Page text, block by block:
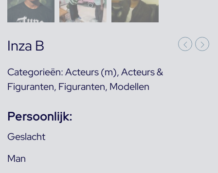
Inza B
Categorieën:Acteurs (m),Acteurs &
Figuranten, Figuranten, Modellen
Persoonlijk:
Geslacht
Man